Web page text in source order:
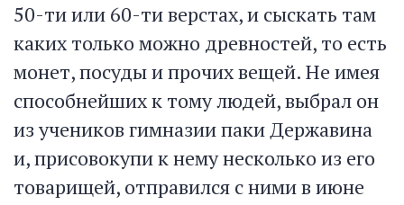
50-ти или 60-ти верстах, и сыскать там
каких только можно древностей, то есть
монет, посуды и прочих вещей. Не имея
способнейших к тому людей, выбрал он
из учеников гимназии паки Державина
и, присовокупи к нему несколько из его
товарищей, отправился с ними в июне